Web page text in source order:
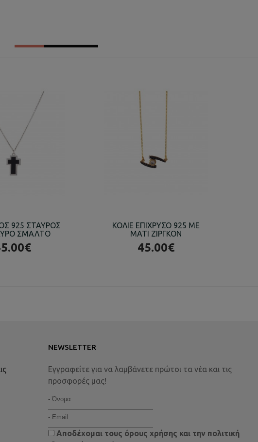
925 ΣΤΑΥΡΟΣ
ΣΜΑΛΤΟ
ΚΟΛΙΕ ΕΠΙΧΡΥΣΟ 925 ΜΕ
ΜΑΤΙ ΖΙΡΓΚΟΝ
45.00€
NEWSLETTER
Εγγραφείτε για να λαμβάνετε πρώτοι τα νέα και τις
προσφορές μας!
Αποδέχομαι τους όρους χρήσης και την πολιτική